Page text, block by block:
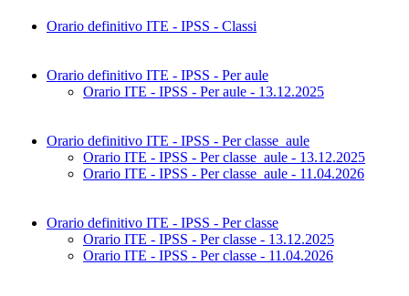
Orario definitivo ITE - IPSS - Classi
Orario definitivo ITE - IPSS - Per aule
Orario ITE - IPSS - Per aule - 13.12.2025
Orario definitivo ITE - IPSS - Per classe_aule
Orario ITE - IPSS - Per classe_aule - 13.12.2025
Orario ITE - IPSS - Per classe_aule - 11.04.2026
Orario definitivo ITE - IPSS - Per classe
Orario ITE - IPSS - Per classe - 13.12.2025
Orario ITE - IPSS - Per classe - 11.04.2026